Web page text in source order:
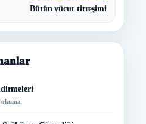
Bütün vücut titreşimi
okuma